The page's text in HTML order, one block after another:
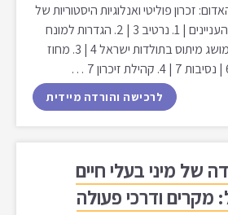
זכרון פוליטי ואנלוגיות היסטוריות של
ההליכה לפטרה | תוכן העניינים | 1. נרטיב 3 | 2. הגדרות למונח
מיתוס 4 | התגלגלות המושג מיתוס בתולדות ישראל 4 | 3. מחוז
לרכישה והורדה מיידית
של מיני בעלי חיים
מקרים ודרכי פעולה